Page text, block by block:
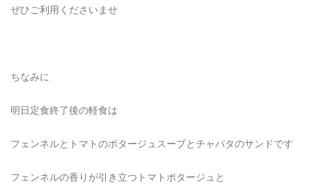
ぜひご利用くださいませ
ちなみに
明日定食終了後の軽食は
フェンネルとトマトのポタージュスープとチャパタのサンドです
フェンネルの香りが引き立つトマトポタージュと